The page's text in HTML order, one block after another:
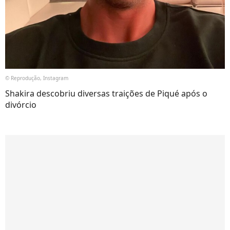
© Reprodução, Instagram
Shakira descobriu diversas traições de Piqué após o
divórcio